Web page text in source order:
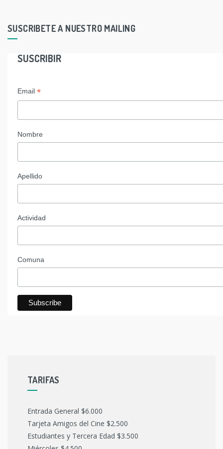
SUSCRIBETE A NUESTRO MAILING
SUSCRIBIR
Email *
Nombre
Apellido
Actividad
Comuna
TARIFAS
Entrada General $6.000
Tarjeta Amigos del Cine $2.500
Estudiantes y Tercera Edad $3.500